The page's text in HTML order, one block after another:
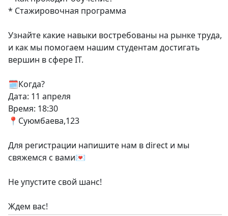
* Стажировочная программа
Узнайте какие навыки востребованы на рынке труда,
и как мы помогаем нашим студентам достигать
вершин в сфере IT.
🗓️Когда?
Дата: 11 апреля
Время: 18:30
📍Суюмбаева,123
Для регистрации напишите нам в direct и мы
свяжемся с вами💌
Не упустите свой шанс!
Ждем вас!